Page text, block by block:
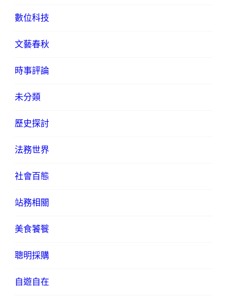
數位科技
文藝春秋
時事評論
未分類
歷史探討
法務世界
社會百態
站務相關
美食饕餮
聰明採購
自遊自在